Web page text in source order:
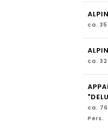
ca.
ca.
ca.
Pers.